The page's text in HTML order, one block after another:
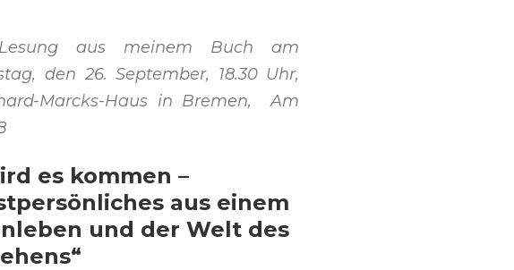
aus meinem Buch am
den 26. September, 18.30 Uhr,
Marcks-Haus in Bremen, Am
es kommen –
aus einem
und der Welt des